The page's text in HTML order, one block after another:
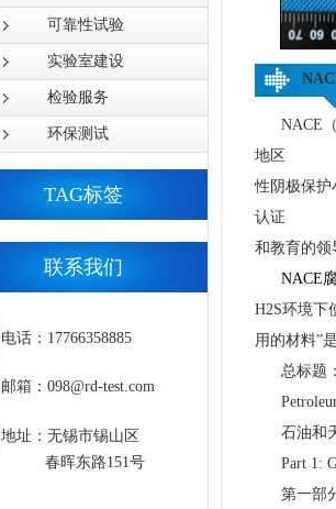
可靠性试验
实验室建设
检验服务
环保测试
TAG标签
联系我们
电话：17766358885
邮箱：098@rd-test.com
地址：无锡市锡山区
春晖东路151号
NACE
地区
性阴极保护
认证
和教育的领
NACE
H2S环境下
用的材料”
总标题
Petroleum
石油和天
Part 1:
第一部分